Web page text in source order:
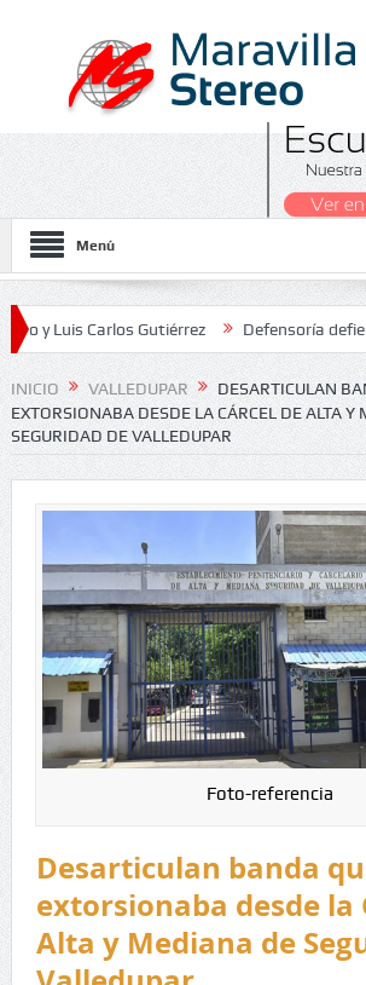
Menú
Carlos Gutiérrez Defensoría defiende ante
2026
INICIO VALLEDUPAR
DESARTICULAN
EXTORSIONABA DESDE LA CÁRCEL DE ALTA Y
SEGURIDAD DE VALLEDUPAR
Foto-referencia
Desarticulan banda
extorsionaba desde la
Alta y Mediana de